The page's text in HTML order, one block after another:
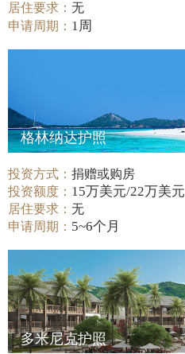
居住要求：无
申请周期： 1周
格林纳达护照
投资方式：捐赠或购房
投资额度： 15万美元/22万美元
居住要求：无
申请周期： 5~6个月
多米尼克护照